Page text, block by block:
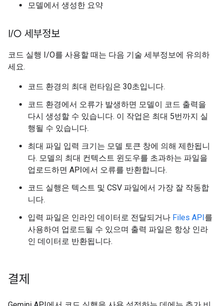
모델에서 생성한 요약
I/O 세부정보
코드 실행 I/O를 사용할 때는 다음 기술 세부정보에 유의하
세요.
코드 환경의 최대 런타임은 30초입니다.
코드 환경에서 오류가 발생하면 모델이 코드 출력을
다시 생성할 수 있습니다. 이 작업은 최대 5번까지 실
행될 수 있습니다.
최대 파일 입력 크기는 모델 토큰 창에 의해 제한됩니
다. 모델의 최대 컨텍스트 윈도우를 초과하는 파일을
업로드하면 API에서 오류를 반환합니다.
코드 실행은 텍스트 및 CSV 파일에서 가장 잘 작동합
니다.
입력 파일은 인라인 데이터로 전달되거나 Files API를
사용하여 업로드될 수 있으며 출력 파일은 항상 인라
인 데이터로 반환됩니다.
결제